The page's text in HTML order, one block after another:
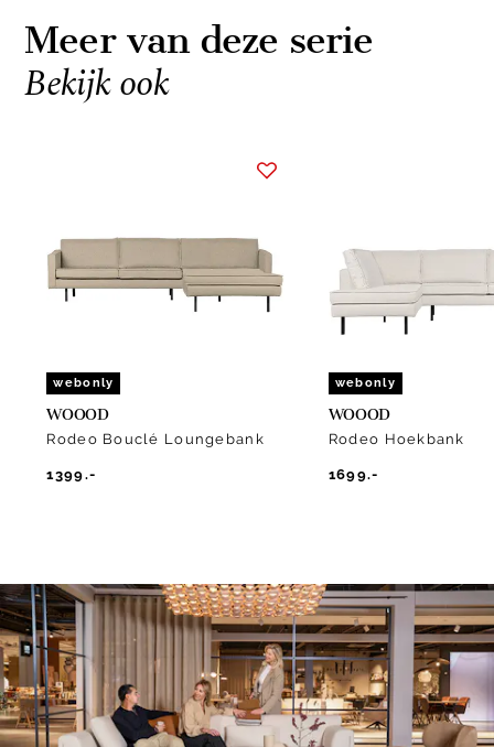
Meer van deze serie
Bekijk ook
webonly
WOOOD
Rodeo Bouclé Loungebank
1399.-
webonly
WOOOD
Rodeo Hoekbank
1699.-